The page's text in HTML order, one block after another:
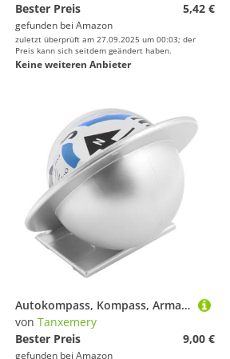
Bester Preis
5,42 €
gefunden bei Amazon
zuletzt überprüft am 27.09.2025 um 00:03; der
Preis kann sich seitdem geändert haben.
Keine weiteren Anbieter
Autokompass, Kompass, Armaturenbrett-Kompass, automatisch, Überlebenskompass, Camping, Dash Decor, Innendekoration für das Auto, Wanderausrüstung, Navigationsausrüstung, Kompass
von Tanxemery
Bester Preis
9,00 €
gefunden bei Amazon